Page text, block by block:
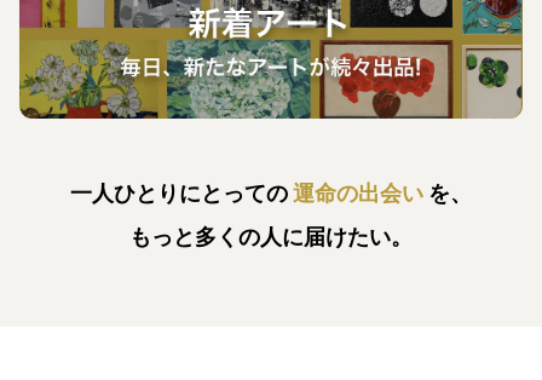
一人ひとりにとっての運命の出会い を、
もっと多くの人に届けたい。